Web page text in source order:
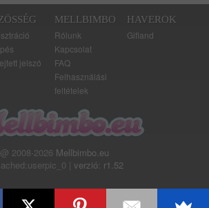
jelszó
MELLBIMBO
Rólunk
Kapcsolat
FAQ
Felhasználási
feltételek
HAVEROK
Gifland
@ 2008-2026 Mellbimbo.eu
| verzió: r1.52